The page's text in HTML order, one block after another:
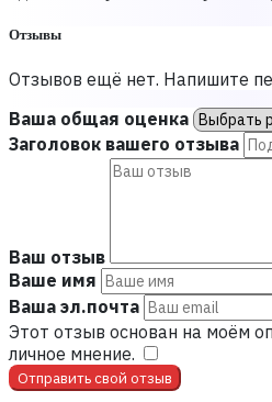
Отзывы
Отзывов ещё нет. Напишите
Ваша общая оценка
Заголовок вашего отзыва
Ваш отзыв
Ваше имя
Ваша эл.почта
Этот отзыв основан на моём
личное мнение.
Отправить свой отзыв